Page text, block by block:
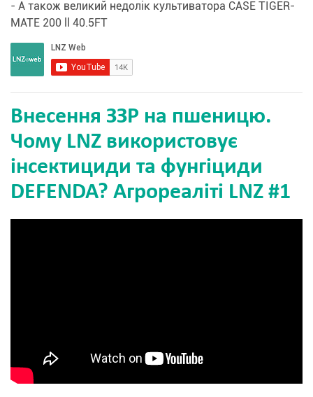
- А також великий недолік культиватора CASE TIGER-
MATE 200 ll 40.5FT
Внесення ЗЗР на пшеницю.
Чому LNZ використовує
інсектициди та фунгіциди
DEFENDA? Агрореаліті LNZ #1